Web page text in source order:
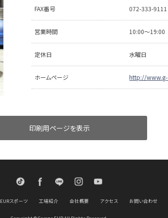
FAX番号 072-333-9111
営業時間 10:00〜19:00
定休日 水曜日
ホームページ http://www.g-
印刷用ページを表示
TikTok FacebookLINE
EURスポーツ 工場紹介 会社概要 アクセス お問い合わせ